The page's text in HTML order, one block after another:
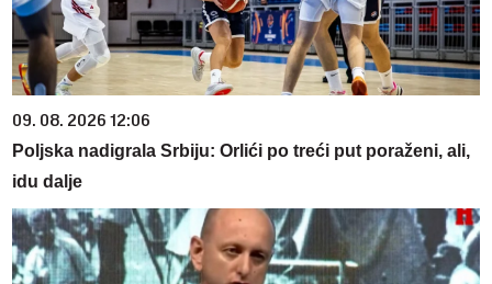
09. 08. 2026 12:06
Poljska nadigrala Srbiju: Orlići po treći put poraženi, ali,
idu dalje